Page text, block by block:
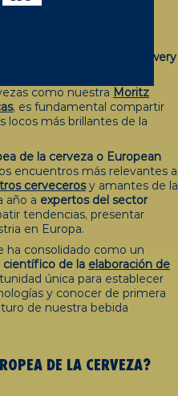
que, obviamente,
dedicados única y
es la
European Brewery
como nuestra Moritz
, es fundamental compartir
más brillantes de la
de la cerveza o European
encuentros más relevantes a
tros cervecerosy amantes de la
año a expertos del sector
tendencias, presentar
en Europa.
ha consolidado como un
de la elaboración de
única para establecer
y conocer de primera
de nuestra bebida
DE LA CERVEZA?